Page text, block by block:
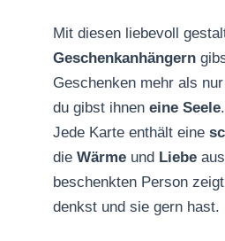
Mit diesen liebevoll
Geschenkanhängern
Geschenken mehr als
du gibst ihnen eine Seele.
Jede Karte enthält eine
die Wärme und Liebe
beschenkten Person
denkst und sie gern hast.